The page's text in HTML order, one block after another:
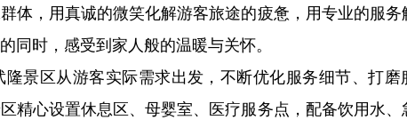
体，用真诚的微笑化解游客旅途的疲惫，用专业的服务
同时，感受到家人般的温暖与关怀。
景区从游客实际需求出发，不断优化服务细节、打磨
精心设置休息区、母婴室、医疗服务点，配备饮用水、